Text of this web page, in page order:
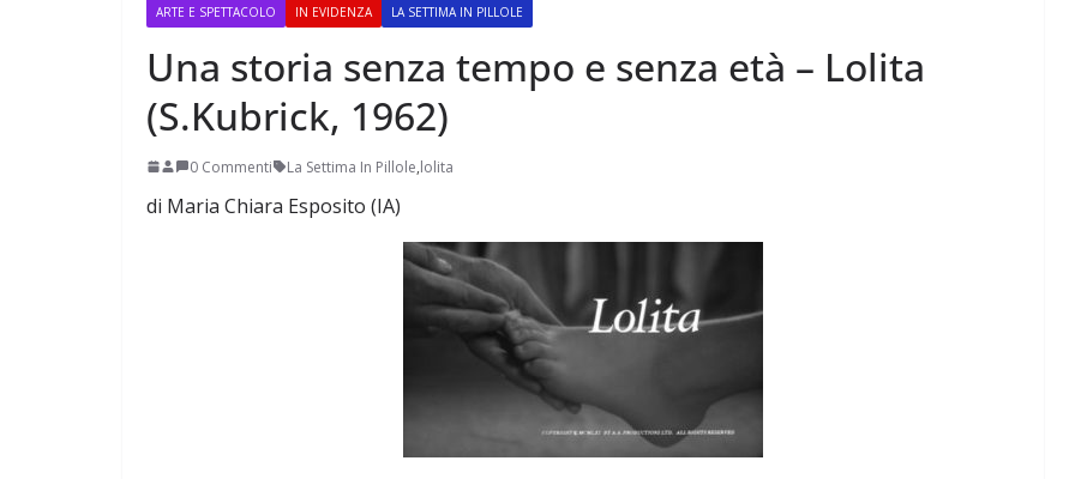
ARTE E SPETTACOLO IN EVIDENZA LA SETTIMA IN PILLOLE
Una storia senza tempo e senza età – Lolita
(S.Kubrick, 1962)
0 Commenti La Settima In Pillole,lolita
di Maria Chiara Esposito (IA)
Perle dei prof #56